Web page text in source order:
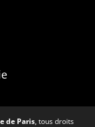
de Paris, tous droits